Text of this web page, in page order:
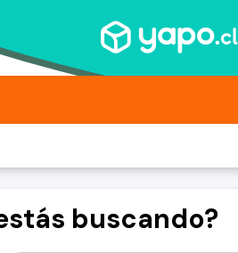
buscando?